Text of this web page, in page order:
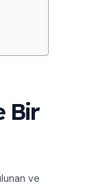
Bir
ve